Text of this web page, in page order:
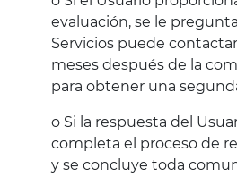
evaluación, se le
Servicios puede
meses después de la
para obtener una
o Si la respuesta del
completa el proceso de
y se concluye toda